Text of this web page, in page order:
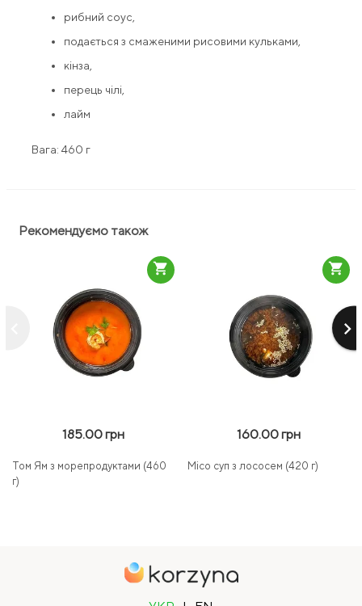
рибний соус,
подається з смаженими рисовими кульками,
кінза,
перець чілі,
лайм
Вага: 460 г
Рекомендуємо також
keyboard_arrow_right
185.00 грн
Том Ям з морепродуктами (460
г)
shopping_cart
160.00 грн
Місо суп з лососем (420 г)
shopping_cart